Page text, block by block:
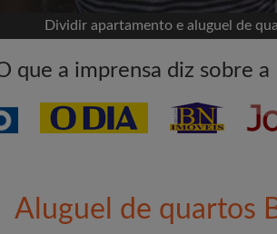
procurar
para todos os
quartos
Dividir apartamento e aluguel de
que a imprensa diz sobre a
Aluguel de quartos